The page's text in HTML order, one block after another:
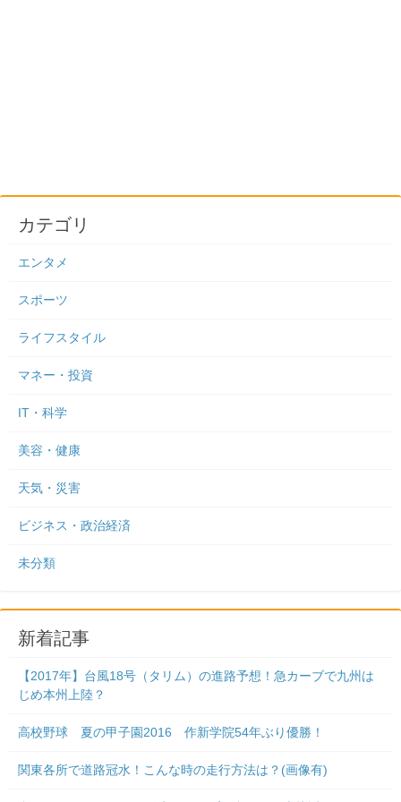
カテゴリ
エンタメ
スポーツ
ライフスタイル
マネー・投資
IT・科学
美容・健康
天気・災害
ビジネス・政治経済
未分類
新着記事
【2017年】台風18号（タリム）の進路予想！急カーブで九州は
じめ本州上陸？
高校野球 夏の甲子園2016 作新学院54年ぶり優勝！
関東各所で道路冠水！こんな時の走行方法は？(画像有)